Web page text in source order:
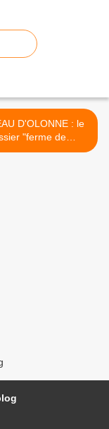
D'OLONNE : le
"ferme de
devant la Cour